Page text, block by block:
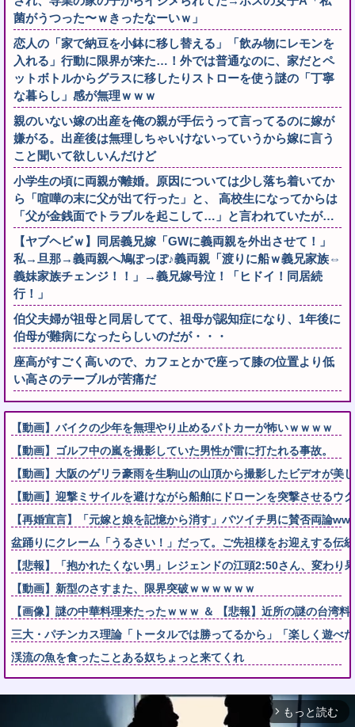
菌がうつった〜ｗきったなーいｗ」
恋人の「家で納豆を小鉢に移し替える」「飲み物にレモンを
入れる」行動に限界が来た…！外では普通なのに、家だとペ
ットボトルからグラスに移したりストローを使う謎の「丁寧
な暮らし」感が無理ｗｗｗ
親のいない嫁の出産を俺の親が手伝うって言ってるのに嫁が
嫌がる。出産後は無理しちゃいけないっていうから嫁に言う
こと聞いて欲しいんだけど
小学生の頃に両親が離婚。原因については少し落ち着いてか
ら「喧嘩の末に父が出て行った」と、 高校生になってからは
「父が金銭面でトラブルを起こして…」と言われていたが…
【ヤブヘビｗ】同居義兄嫁「GWに義両親を外出させて！」
私→旦那→義両親へ鳩ぽっぽ♪義両親「渡りに船ｗ義兄家族⇔
義妹家族チェンジ！！」→義兄嫁号泣！「ヒドイ！同居続
行！」
伯父夫婦が祖母と同居してて、祖母が認知症になり、1年後に
伯母が難病になったらしいのだが・・・
座高がすごく高いので、カフェとかで座って膝の位置より低
い高さのテーブルが苦痛だ
【動画】バイクの少年を無理やり止めるパトカーが怖いｗｗｗｗ
【動画】ゴルフ中の嵐を撮影していた男性が雷に打たれる事故。
【動画】大阪のゲリラ豪雨を生駒山の山頂から撮影したビデオが美
【動画】迎撃ミサイルを避けながら船舶にドローンを突撃させるウ
【再婚宣言】「元嫁と娘を記憶から消す」バツイチ男に賛否両論
盆踊りにクレーム「うるさい！」だって。ご先祖様をお迎えする伝
【悲報】「抱かれたくない男」レジェンドの江頭2:50さん、変わり
【動画】新型のさすまた、限界突破ｗｗｗｗｗｗ
【画像】謎の中華料理来たったｗｗｗ ＆ 【悲報】近所の謎の台湾
三大・パチンカス理論「トータルでは勝ってるから」「楽しく遊べ
渓流の魚を食ったことある奴ちょっと来てくれ
arrow_forward_ios もっと読む